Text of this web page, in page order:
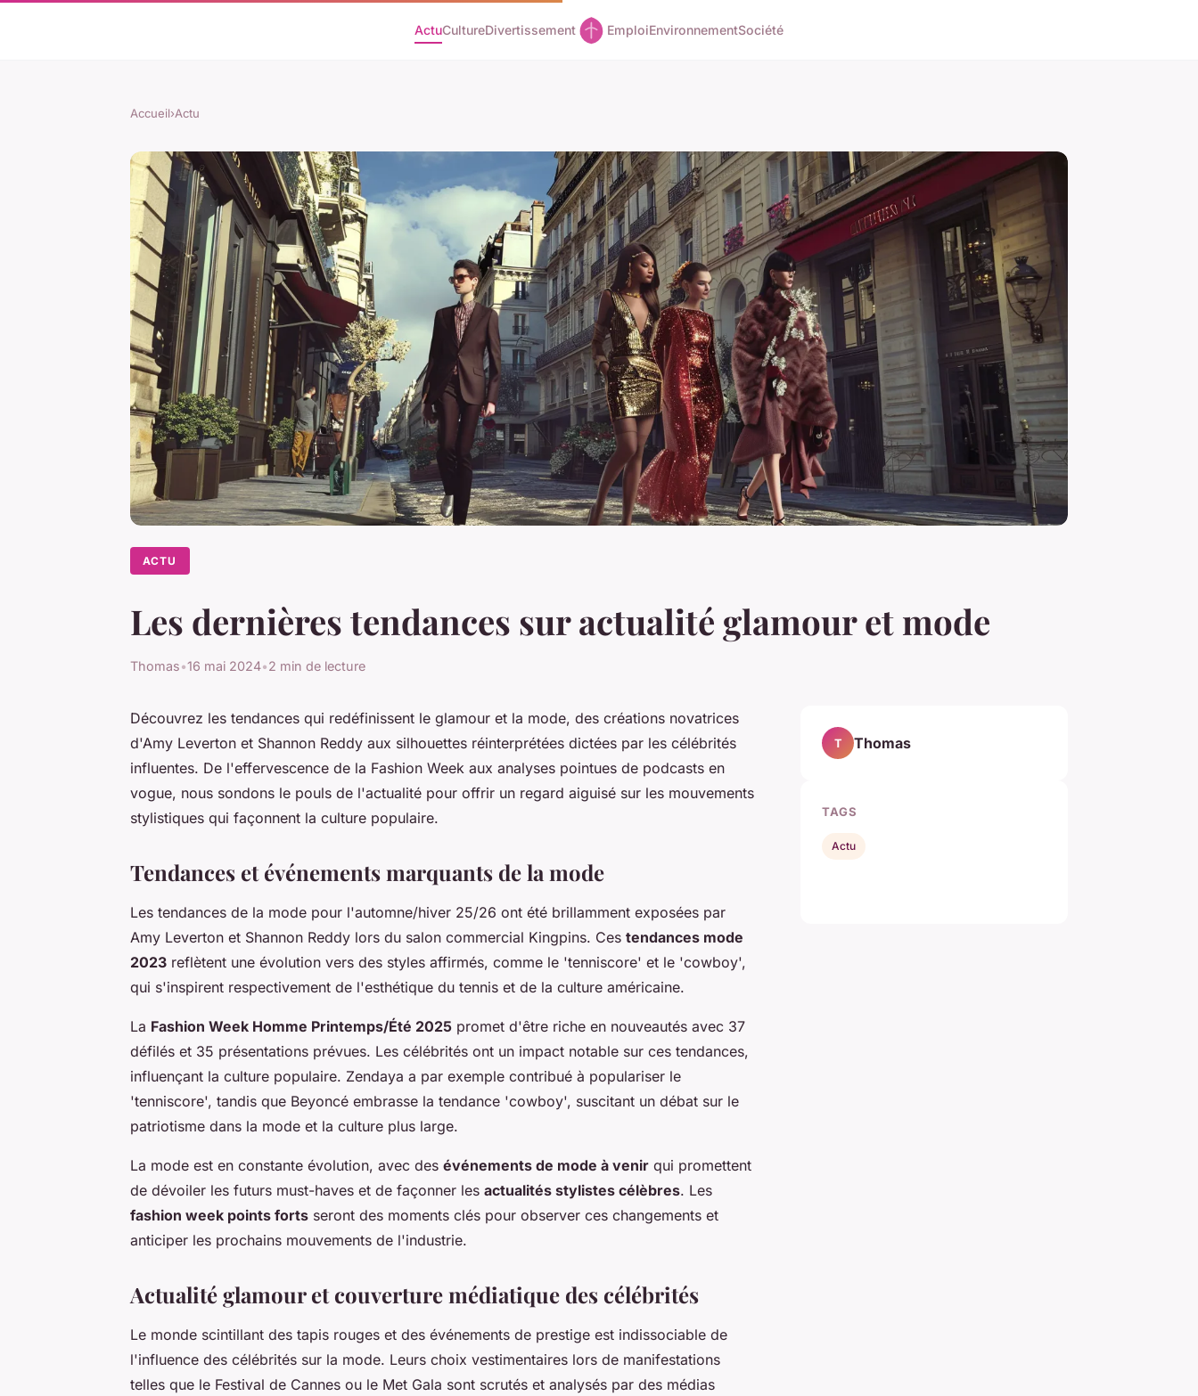
ActuCultureDivertissement EmploiEnvironnementSociété
Accueil›Actu
ACTU
Les dernières tendances sur actualité glamour et mode
Thomas•16 mai 2024•2 min de lecture
Découvrez les tendances qui redéfinissent le glamour et la mode, des créations novatrices
d'Amy Leverton et Shannon Reddy aux silhouettes réinterprétées dictées par les célébrités
influentes. De l'effervescence de la Fashion Week aux analyses pointues de podcasts en
vogue, nous sondons le pouls de l'actualité pour offrir un regard aiguisé sur les mouvements
stylistiques qui façonnent la culture populaire.
Tendances et événements marquants de la mode
Les tendances de la mode pour l'automne/hiver 25/26 ont été brillamment exposées par
Amy Leverton et Shannon Reddy lors du salon commercial Kingpins. Ces tendances mode
2023 reflètent une évolution vers des styles affirmés, comme le 'tenniscore' et le 'cowboy',
qui s'inspirent respectivement de l'esthétique du tennis et de la culture américaine.
La Fashion Week Homme Printemps/Été 2025 promet d'être riche en nouveautés avec 37
défilés et 35 présentations prévues. Les célébrités ont un impact notable sur ces tendances,
influençant la culture populaire. Zendaya a par exemple contribué à populariser le
'tenniscore', tandis que Beyoncé embrasse la tendance 'cowboy', suscitant un débat sur le
patriotisme dans la mode et la culture plus large.
La mode est en constante évolution, avec des événements de mode à venir qui promettent
de dévoiler les futurs must-haves et de façonner les actualités stylistes célèbres. Les
fashion week points forts seront des moments clés pour observer ces changements et
anticiper les prochains mouvements de l'industrie.
Actualité glamour et couverture médiatique des célébrités
Le monde scintillant des tapis rouges et des événements de prestige est indissociable de
l'influence des célébrités sur la mode. Leurs choix vestimentaires lors de manifestations
telles que le Festival de Cannes ou le Met Gala sont scrutés et analysés par des médias
T Thomas
TAGS
Actu